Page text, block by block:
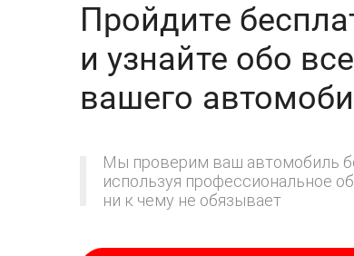
Пройдите
и узнайте обо
вашего
Мы проверим ваш автомобиль
используя профессиональное
ни к чему не обязывает